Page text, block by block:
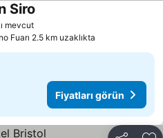
mevcut
Siro
Fuarı 2.5 km uzaklıkta
Fiyatları görün